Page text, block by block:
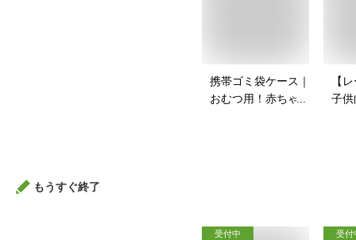
携帯ゴミ袋ケース｜
おむつ用！赤ちゃん
【
子供
もうすぐ終了
受付中 受付